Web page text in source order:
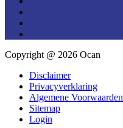
Copyright @ 2026 Ocan
Disclaimer
Privacyverklaring
Algemene Voorwaarden
Sitemap
Login